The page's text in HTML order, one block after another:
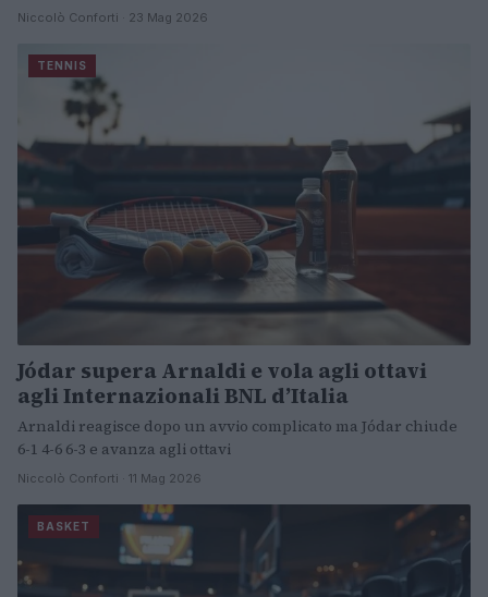
Niccolò Conforti · 23 Mag 2026
TENNIS
Jódar supera Arnaldi e vola agli ottavi
agli Internazionali BNL d’Italia
Arnaldi reagisce dopo un avvio complicato ma Jódar chiude
6-1 4-6 6-3 e avanza agli ottavi
Niccolò Conforti · 11 Mag 2026
BASKET